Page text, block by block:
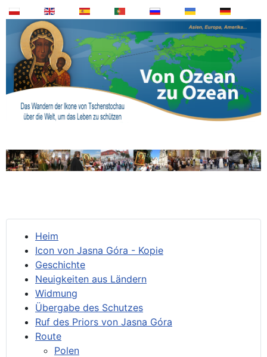
Heim
Icon von Jasna Góra - Kopie
Geschichte
Neuigkeiten aus Ländern
Widmung
Übergabe des Schutzes
Ruf des Priors von Jasna Góra
Route
Polen